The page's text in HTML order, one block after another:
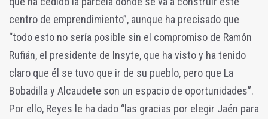
centro de emprendimiento”, aunque ha precisado que
“todo esto no sería posible sin el compromiso de Ramón
Rufián, el presidente de Insyte, que ha visto y ha tenido
claro que él se tuvo que ir de su pueblo, pero que La
Bobadilla y Alcaudete son un espacio de oportunidades”.
Por ello, Reyes le ha dado “las gracias por elegir Jaén para